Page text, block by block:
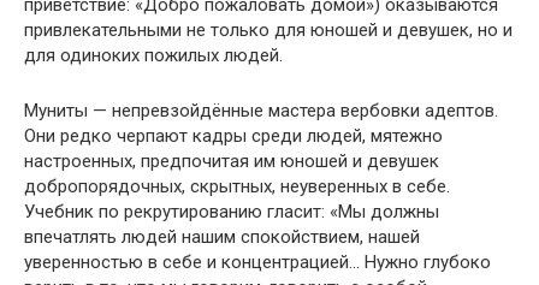
приветствие: «Добро пожаловать домой») оказываются
привлекательными не только для юношей и девушек, но и
для одиноких пожилых людей.
Муниты — непревзойдённые мастера вербовки адептов.
Они редко черпают кадры среди людей, мятежно
настроенных, предпочитая им юношей и девушек
добропорядочных, скрытных, неуверенных в себе.
Учебник по рекрутированию гласит: «Мы должны
впечатлять людей нашим спокойствием, нашей
уверенностью в себе и концентрацией… Нужно глубоко